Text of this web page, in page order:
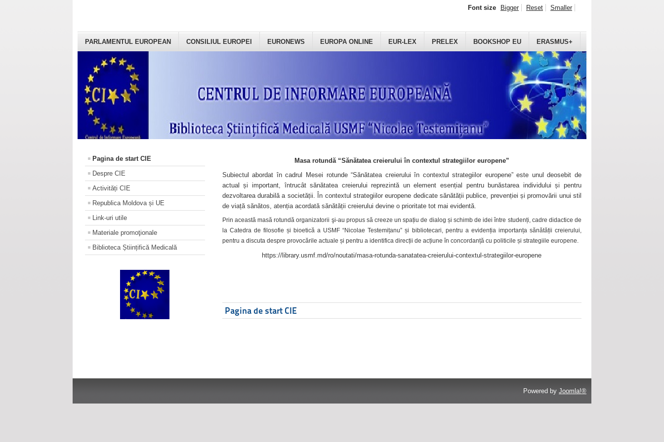
PARLAMENTUL EUROPEAN CONSILIUL EUROPEI EURONEWS EUROPA ONLINE EUR-LEX PRELEX BOOKSHOP EU ERASMUS+
Font size Bigger Reset Smaller
Pagina de start CIE
Despre CIE
Activități CIE
Republica Moldova și UE
Link-uri utile
Materiale promoţionale
Biblioteca Științifică Medicală
Masa rotundă “Sănătatea creierului în contextul strategiilor europene”
Subiectul abordat în cadrul Mesei rotunde “Sănătatea creierului în contextul strategiilor europene” este unul deosebit de
actual și important, întrucât sănătatea creierului reprezintă un element esențial pentru bunăstarea individului și pentru
dezvoltarea durabilă a societății. În contextul strategiilor europene dedicate sănătății publice, prevenției și promovării unui stil
de viață sănătos, atenția acordată sănătății creierului devine o prioritate tot mai evidentă.
Prin această masă rotundă organizatorii şi-au propus să creeze un spațiu de dialog și schimb de idei între studenți, cadre didactice de
la Catedra de filosofie și bioetică a USMF “Nicolae Testemițanu” și bibliotecari, pentru a evidenția importanța sănătății creierului,
pentru a discuta despre provocările actuale și pentru a identifica direcții de acțiune în concordanță cu politicile și strategiile europene.
https://library.usmf.md/ro/noutati/masa-rotunda-sanatatea-creierului-contextul-strategiilor-europene
Pagina de start CIE
Powered by Joomla!®